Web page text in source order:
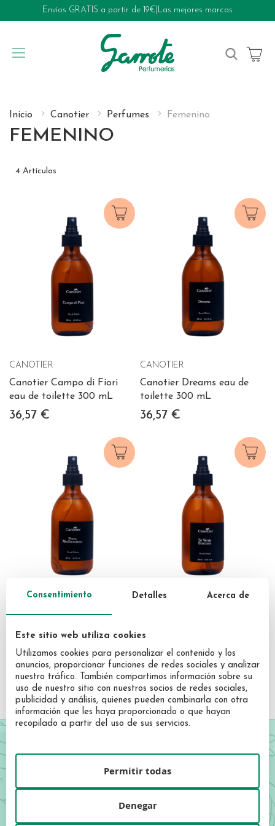
Envíos GRATIS a partir de 19€ Las mejores marcas
My Cart
Inicio Canotier Perfumes Femenino
FEMENINO
4 Artículos
CANOTIER
Canotier Campo di Fiori
eau de toilette 300 mL
36,57 €
CANOTIER
Canotier Dreams eau de
toilette 300 mL
36,57 €
Mediterráneo eau de
toilette 300 mL
36,57 €
eau de toilette 300 mL
36,57 €
Consentimiento Detalles Acerca de
Este sitio web utiliza cookies
Utilizamos cookies para personalizar el contenido y los
anuncios, proporcionar funciones de redes sociales y analizar
nuestro tráfico. También compartimos información sobre su
uso de nuestro sitio con nuestros socios de redes sociales,
publicidad y análisis, quienes pueden combinarla con otra
información que les haya proporcionado o que hayan
recopilado a partir del uso de sus servicios.
Denegar
Permitir todas
¡Forma parte de Garrote!